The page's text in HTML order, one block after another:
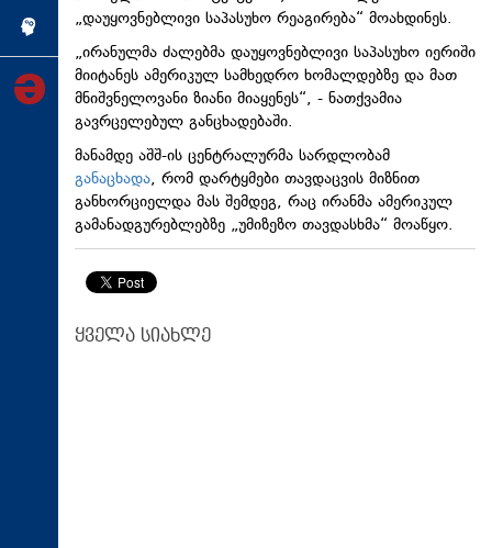
ინქვიზიცია
„დაუყოვნებლივი საპასუხო რეაგირება“ მოახდინეს.
„ირანულმა ძალებმა დაუყოვნებლივი საპასუხო იერიში
მიიტანეს ამერიკულ სამხედრო ხომალდებზე და მათ
მნიშვნელოვანი ზიანი მიაყენეს“, - ნათქვამია
გავრცელებულ განცხადებაში.
მანამდე აშშ-ის ცენტრალურმა სარდლობამ
განაცხადა, რომ დარტყმები თავდაცვის მიზნით
განხორციელდა მას შემდეგ, რაც ირანმა ამერიკულ
გამანადგურებლებზე „უმიზეზო თავდასხმა“ მოაწყო.
ყველა სიახლე